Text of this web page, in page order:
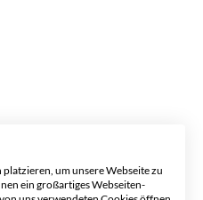
um unsere Webseite zu
ein großartiges Webseiten-